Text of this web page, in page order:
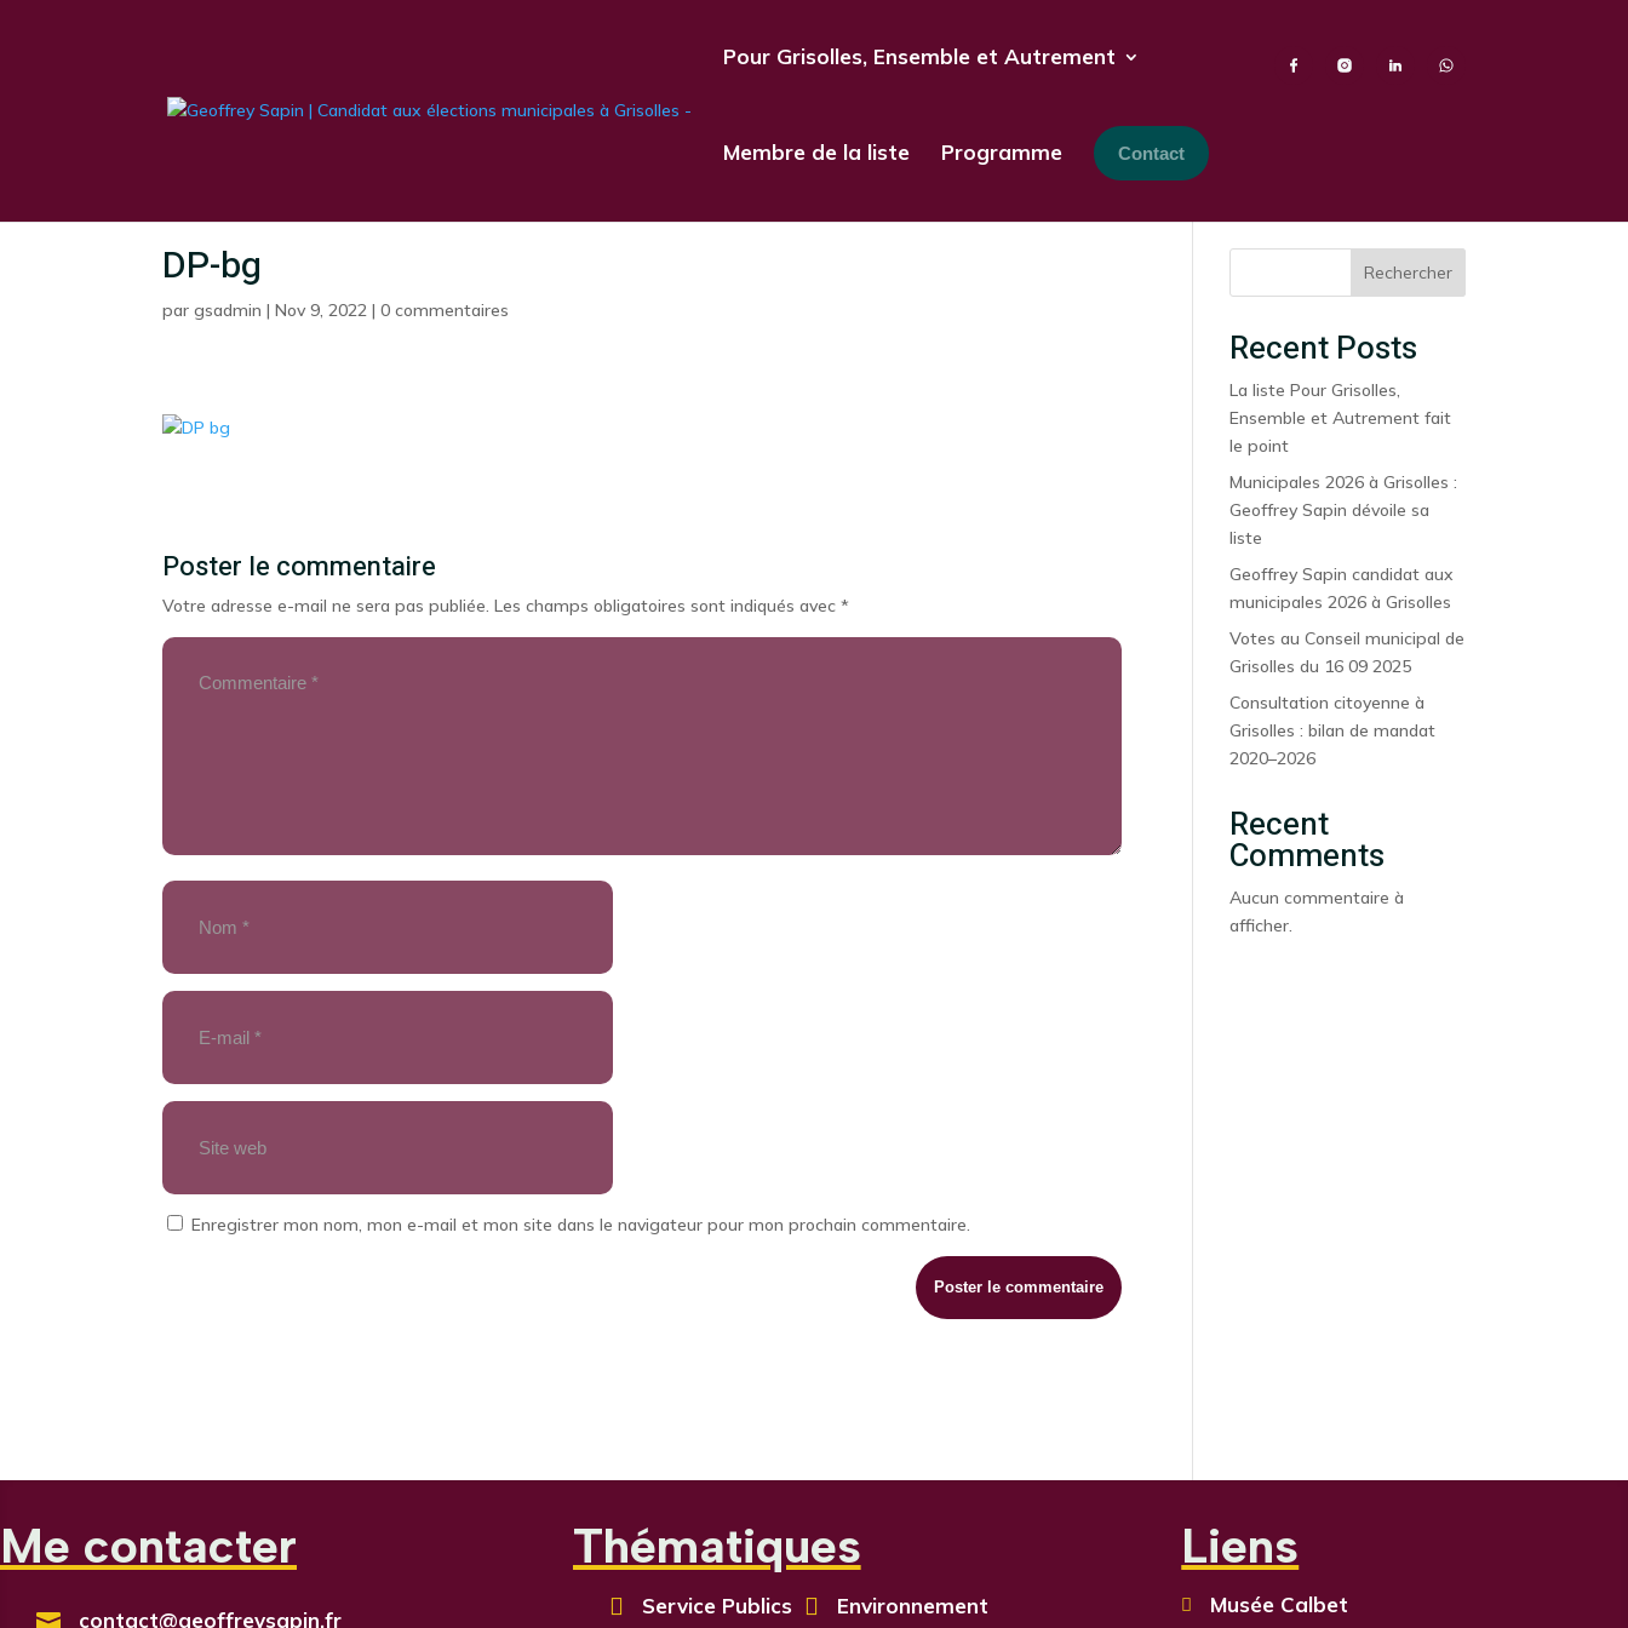
Pour Grisolles, Ensemble et Autrement
Membre de la liste Programme Contact
DP-bg
pargsadmin |Nov 9, 2022 |0 commentaires
Poster le commentaire
Votre adresse e-mail ne sera pas publiée. Les champs obligatoires sont indiqués avec*
Enregistrer mon nom, mon e-mail et mon site dans le navigateur pour mon prochain commentaire.
Rechercher
Recent Posts
La liste Pour Grisolles,
Ensemble et Autrement fait
le point
Municipales 2026 à Grisolles :
Geoffrey Sapin dévoile sa
liste
Geoffrey Sapin candidat aux
municipales 2026 à Grisolles
Votes au Conseil municipal de
Grisolles du 16 09 2025
Consultation citoyenne à
Grisolles : bilan de mandat
2020–2026
Recent
Comments
Aucun commentaire à
afficher.
Me contacter
 contact@geoffreysapin.fr
Thématiques
 Service Publics  Environnement
Liens
 Musée Calbet